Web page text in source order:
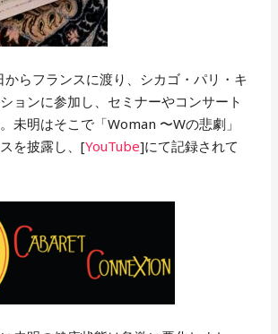
らフランスに渡り、シカゴ・パリ・キ
ョンに参加し、セミナーやコンサート
未明はそこで「Woman 〜Wの悲劇」
を披露し、[YouTube]にて記録されて